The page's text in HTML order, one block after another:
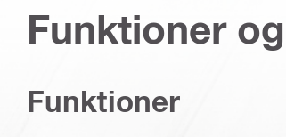
Funktioner
Funktioner